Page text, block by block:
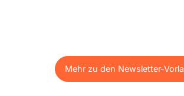
Mehr zu den Newsletter-
Mehr zu den Newsletter-